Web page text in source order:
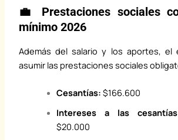
💼 Prestaciones sociales
mínimo 2026
Además del salario y los aportes, el
asumir las prestaciones sociales
Cesantías: $166.600
Intereses a las
$20.000